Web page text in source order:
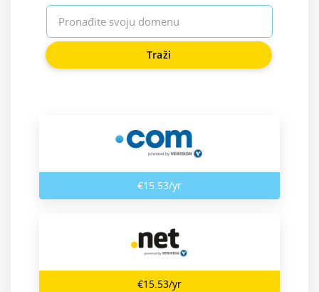
Traži
‎€15.53/yr
‎€15.53/yr